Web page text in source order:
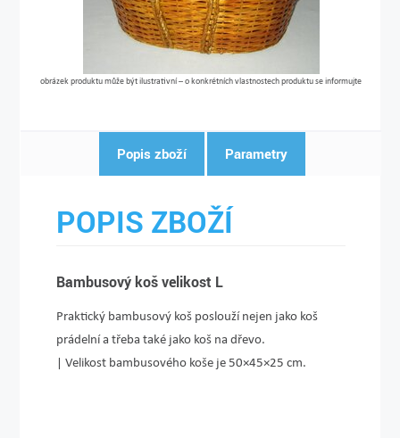
obrázek produktu může být ilustrativní – o konkrétních vlastnostech produktu se informujte
Popis zboží Parametry
POPIS ZBOŽÍ
Bambusový koš velikost L
Praktický bambusový koš poslouží nejen jako koš
prádelní a třeba také jako koš na dřevo.
| Velikost bambusového koše je 50×45×25 cm.